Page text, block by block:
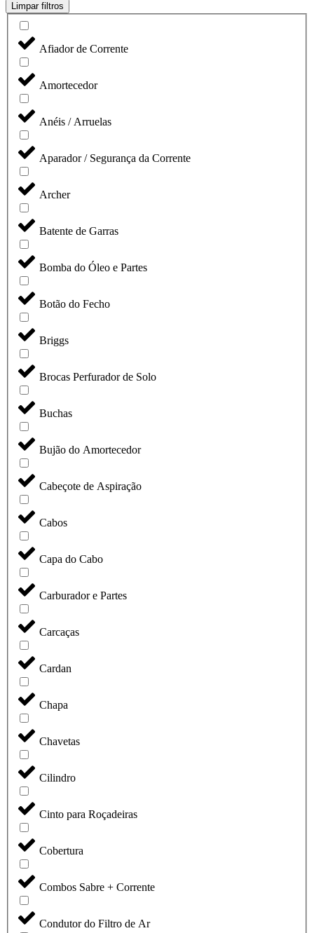
Limpar filtros
Afiador de Corrente
Amortecedor
Anéis / Arruelas
Aparador / Segurança da Corrente
Archer
Batente de Garras
Bomba do Óleo e Partes
Botão do Fecho
Briggs
Brocas Perfurador de Solo
Buchas
Bujão do Amortecedor
Cabeçote de Aspiração
Cabos
Capa do Cabo
Carburador e Partes
Carcaças
Cardan
Chapa
Chavetas
Cilindro
Cinto para Roçadeiras
Cobertura
Combos Sabre + Corrente
Condutor do Filtro de Ar